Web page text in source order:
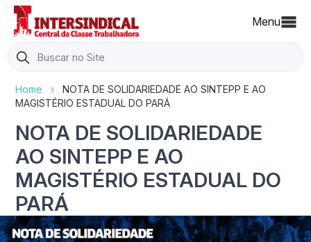
Menu
Search
for:
Home ›
NOTA DE SOLIDARIEDADE AO SINTEPP E AO
MAGISTÉRIO ESTADUAL DO PARÁ
NOTA DE SOLIDARIEDADE
AO SINTEPP E AO
MAGISTÉRIO ESTADUAL DO
PARÁ